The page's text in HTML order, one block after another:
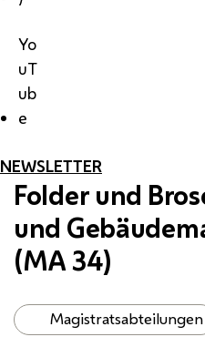
Yo
uT
ub
e
NEWSLETTER
Folder und
und
(MA34)
Magistratsabteilungen